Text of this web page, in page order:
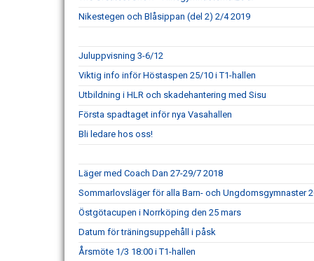
Nikestegen och Blåsippan (del 2) 2/4 2019
Juluppvisning 3-6/12
Viktig info inför Höstaspen 25/10 i T1-hallen
Utbildning i HLR och skadehantering med Sisu
Första spadtaget inför nya Vasahallen
Bli ledare hos oss!
Läger med Coach Dan 27-29/7 2018
Sommarlovsläger för alla Barn- och Ungdomsgymnaster
Östgötacupen i Norrköping den 25 mars
Datum för träningsuppehåll i påsk
Årsmöte 1/3 18:00 i T1-hallen